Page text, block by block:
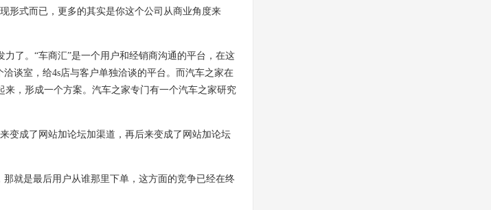
形式而已，更多的其实是你这个公司从商业角度来
了。“车商汇”是一个用户和经销商沟通的平台，在这
谈室，给4s店与客户单独洽谈的平台。而汽车之家在
，形成一个方案。汽车之家专门有一个汽车之家研究
成了网站加论坛加渠道，再后来变成了网站加论坛
就是最后用户从谁那里下单，这方面的竞争已经在终